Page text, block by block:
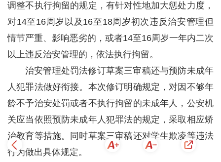
调整不执行拘留的规定，有针对性地加大惩处力度，
对14至16周岁以及16至18周岁初次违反治安管理但
情节严重、影响恶劣的，或者14至16周岁一年内二次
以上违反治安管理的，依法执行拘留。
治安管理处罚法修订草案三审稿还与预防未成年
人犯罪法做好衔接。本次修订明确规定，对因不够年
龄不予治安处罚或者不执行拘留的未成年人，公安机
关应当依照预防未成年人犯罪法的规定，采取相应矫
治教育等措施。同时草案三审稿还对学生欺凌等违法
行为做出具体规定。